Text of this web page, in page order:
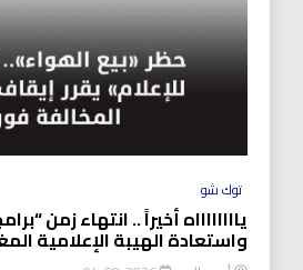
توك شو
يااااااااه أخيراً .. انتهاء زمن
واستعادة الهيبة الإعلامية